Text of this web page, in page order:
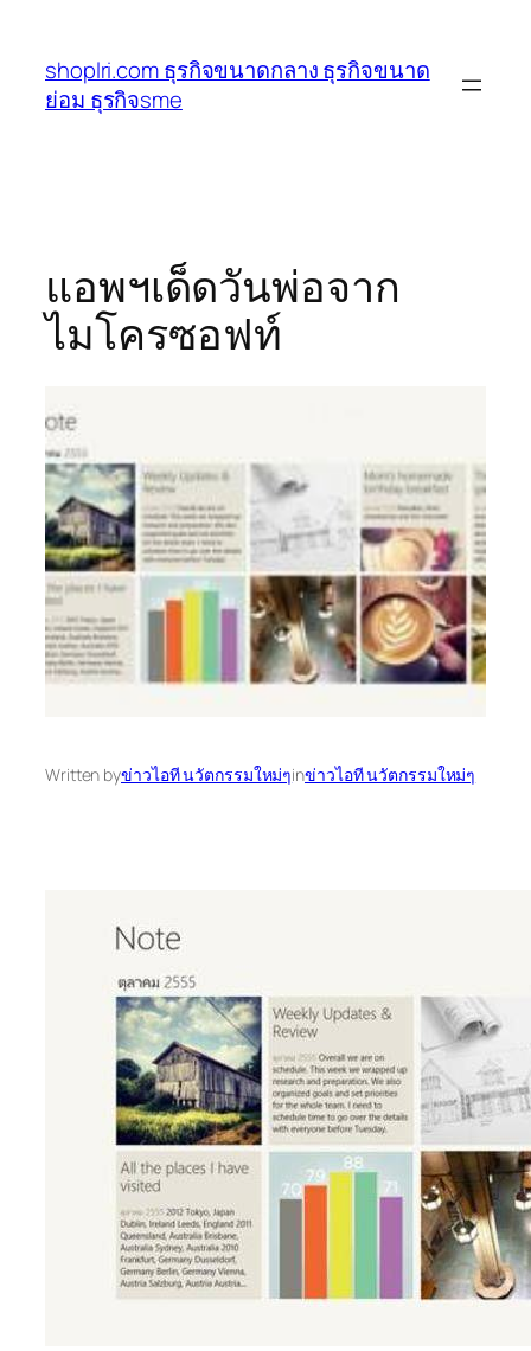
เนื้อหา
shoplri.com ธุรกิจขนาดกลาง ธุรกิจขนาด
ย่อม ธุรกิจsme
แอพฯเด็ดวันพ่อจาก
ไมโครซอฟท์
Written byข่าวไอที นวัตกรรมใหม่ๆinข่าวไอที นวัตกรรมใหม่ๆ